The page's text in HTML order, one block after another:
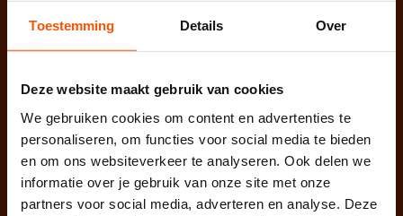
Toestemming Details Over
Deze website maakt gebruik van cookies
We gebruiken cookies om content en advertenties te
personaliseren, om functies voor social media te bieden
en om ons websiteverkeer te analyseren. Ook delen we
informatie over je gebruik van onze site met onze
partners voor social media, adverteren en analyse. Deze
1018 VN Amsterdam
Nijverheidsweg 31
Oost / Zuid Nederland
Hurksestraat 64
5652 AL Eindhoven